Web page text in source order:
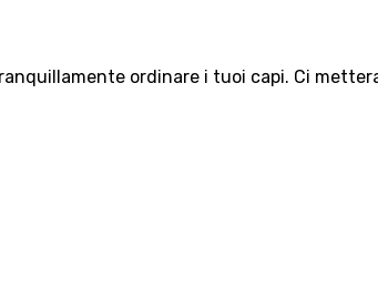
ordinare i tuoi capi. Ci